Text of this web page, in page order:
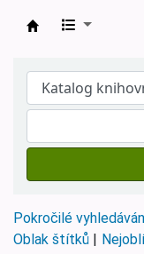
Pokročilé
Oblak štítků